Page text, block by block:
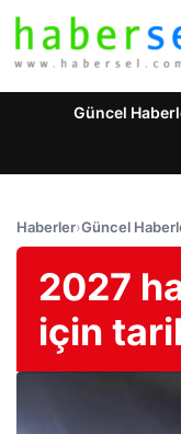
Güncel
Haberler›Güncel
2027
için